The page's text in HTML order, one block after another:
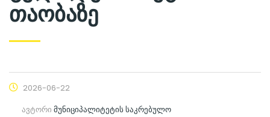
თაობაზე
2026-06-22
ავტორი მუნიციპალიტეტის საკრებულო